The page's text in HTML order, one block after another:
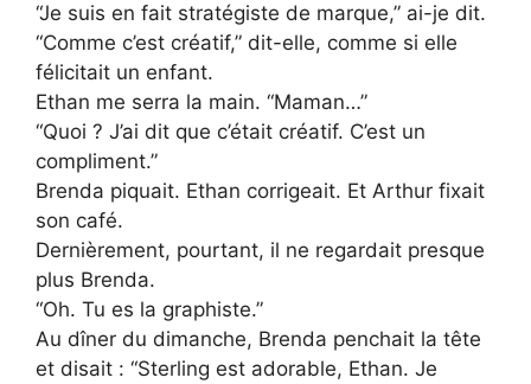
“Je suis en fait stratégiste de marque,” ai-je dit.
“Comme c’est créatif,” dit-elle, comme si elle
félicitait un enfant.
Ethan me serra la main. “Maman…”
“Quoi ? J’ai dit que c’était créatif. C’est un
compliment.”
Brenda piquait. Ethan corrigeait. Et Arthur fixait
son café.
Dernièrement, pourtant, il ne regardait presque
plus Brenda.
“Oh. Tu es la graphiste.”
Au dîner du dimanche, Brenda penchait la tête
et disait : “Sterling est adorable, Ethan. Je